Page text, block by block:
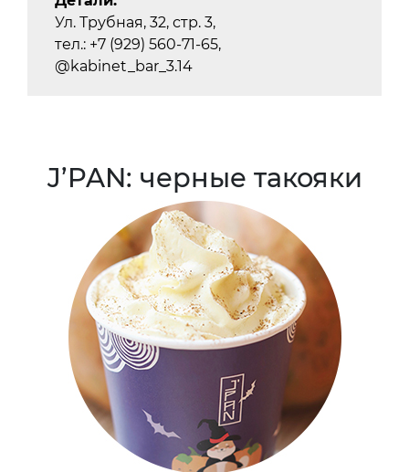
Ул. Трубная, 32, стр. 3,
тел.: +7 (929) 560-71-65,
@kabinet_bar_3.14
J’PAN: черные такояки